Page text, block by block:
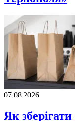
07.08.2026
Як